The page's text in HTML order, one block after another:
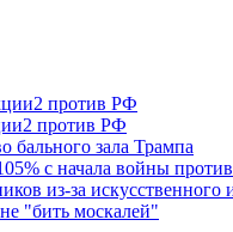
против РФ
бального зала Трампа
с начала войны
из-за искусственного
"бить москалей"